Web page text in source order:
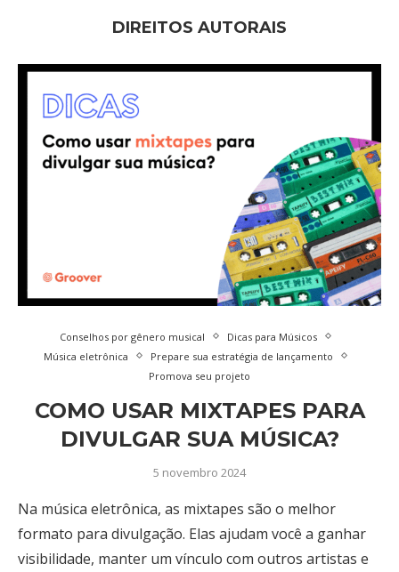
DIREITOS AUTORAIS
Conselhos por gênero musical
Dicas para Músicos
Música eletrônica
Prepare sua estratégia de lançamento
Promova seu projeto
COMO USAR MIXTAPES PARA
DIVULGAR SUA MÚSICA?
5 novembro 2024
Na música eletrônica, as mixtapes são o melhor
formato para divulgação. Elas ajudam você a ganhar
visibilidade, manter um vínculo com outros artistas e